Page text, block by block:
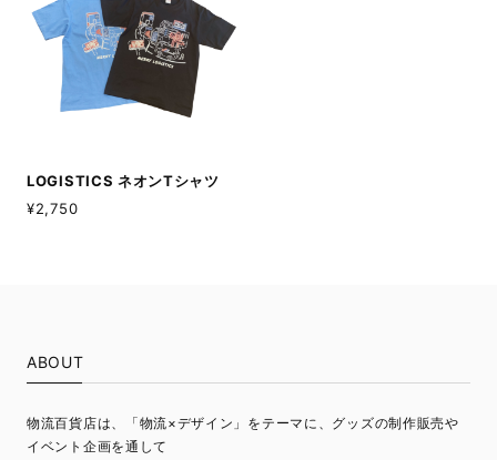
LOGISTICS ネオンTシャツ
¥2,750
ABOUT
物流百貨店は、「物流×デザイン」をテーマに、グッズの制作販売や
イベント企画を通して